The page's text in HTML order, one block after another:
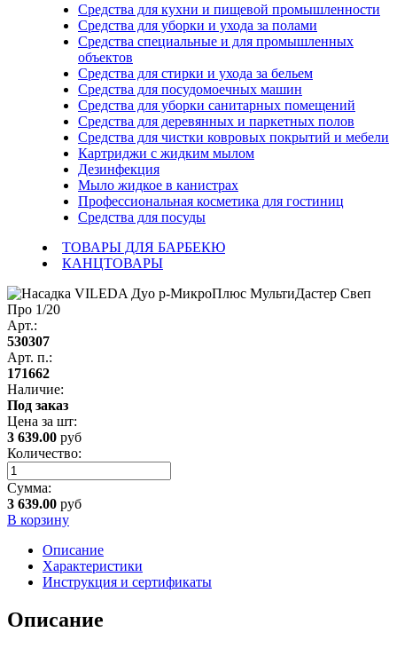
Средства для кухни и пищевой промышленности
Средства для уборки и ухода за полами
Средства специальные и для промышленных
объектов
Средства для стирки и ухода за бельем
Средства для посудомоечных машин
Средства для уборки санитарных помещений
Средства для деревянных и паркетных полов
Средства для чистки ковровых покрытий и мебели
Картриджи с жидким мылом
Дезинфекция
Мыло жидкое в канистрах
Профессиональная косметика для гостиниц
Средства для посуды
ТОВАРЫ ДЛЯ БАРБЕКЮ
КАНЦТОВАРЫ
Арт.:
530307
Арт. п.:
171662
Наличие:
Под заказ
Цена за шт:
3 639.00 руб
Количество:
Сумма:
3 639.00 руб
В корзину
Описание
Характеристики
Инструкция и сертификаты
Описание